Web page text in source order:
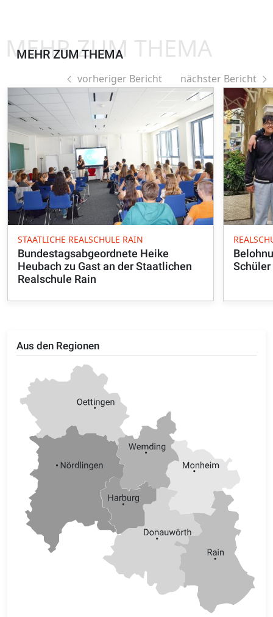
Aus den Regionen
MEHR ZUM THEMA
MEHR ZUM THEMA
vorheriger Bericht nächster Bericht
STAATLICHE REALSCHULE RAIN
Bundestagsabgeordnete Heike
Heubach zu Gast an der Staatlichen
Realschule Rain
Schüler